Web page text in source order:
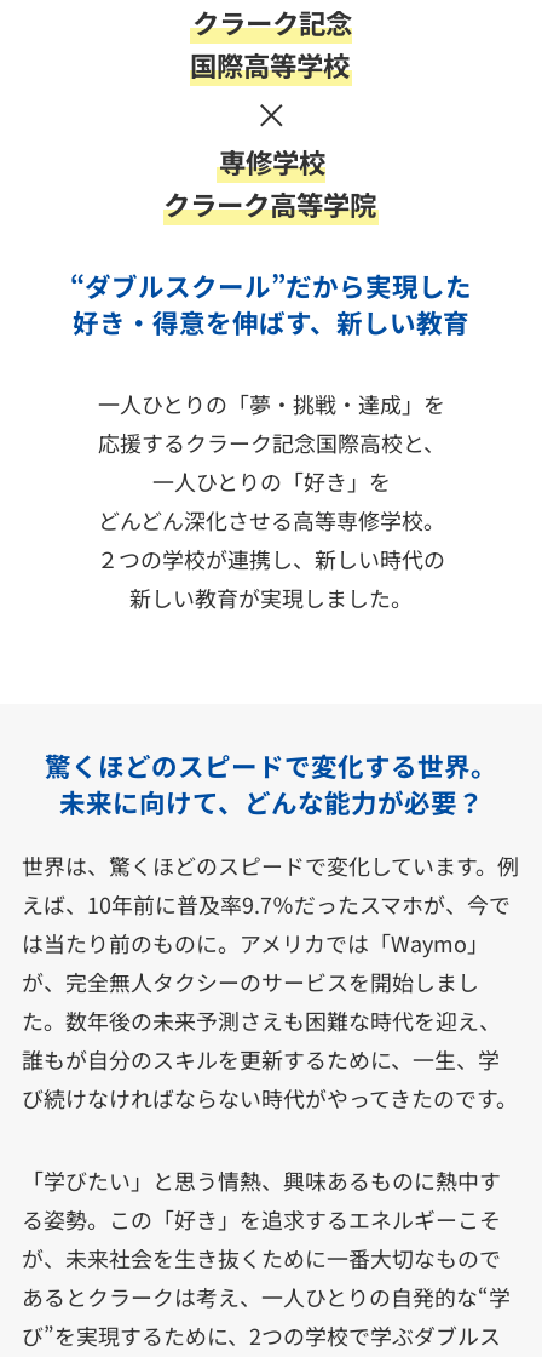
クラーク記念
国際高等学校
×
専修学校
クラーク高等学院
“ダブルスクール”だから実現した
好き・得意を伸ばす、新しい教育
一人ひとりの「夢・挑戦・達成」を
応援するクラーク記念国際高校と、
一人ひとりの「好き」を
どんどん深化させる高等専修学校。
２つの学校が連携し、新しい時代の
新しい教育が実現しました。
驚くほどのスピードで変化する世界。
未来に向けて、どんな能力が必要？
世界は、驚くほどのスピードで変化しています。例
えば、10年前に普及率9.7％だったスマホが、今で
は当たり前のものに。アメリカでは「Waymo」
が、完全無人タクシーのサービスを開始しまし
た。数年後の未来予測さえも困難な時代を迎え、
誰もが自分のスキルを更新するために、一生、学
び続けなければならない時代がやってきたのです。
「学びたい」と思う情熱、興味あるものに熱中す
る姿勢。この「好き」を追求するエネルギーこそ
が、未来社会を生き抜くために一番大切なもので
あるとクラークは考え、一人ひとりの自発的な“学
び”を実現するために、2つの学校で学ぶダブルス